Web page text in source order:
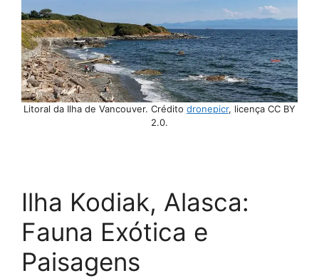
Litoral da Ilha de Vancouver. Crédito dronepicr, licença CC BY
2.0.
Ilha Kodiak, Alasca:
Fauna Exótica e
Paisagens